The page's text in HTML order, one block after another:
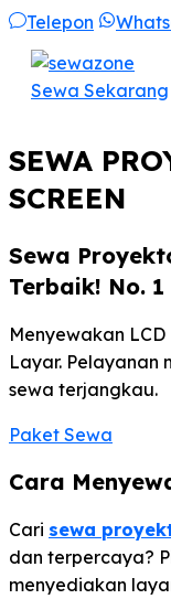
Skip
content
Telepon
Sewa Sekarang
SEWA
SCREEN
Sewa
Terbaik! No. 1
Menyewakan
Layar.
sewa terjangkau.
Paket Sewa
Cara
Cari sewa
dan terpercaya?
menyediakan